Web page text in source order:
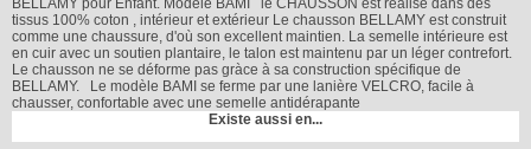
BELLAMY pour Enfant. Modèle BAMI le CHAUSSON est réalisé dans des
tissus 100% coton , intérieur et extérieur Le chausson BELLAMY est construit
comme une chaussure, d'où son excellent maintien. La semelle intérieure est
en cuir avec un soutien plantaire, le talon est maintenu par un léger contrefort.
Le chausson ne se déforme pas gràce à sa construction spécifique de
BELLAMY. Le modèle BAMI se ferme par une lanière VELCRO, facile à
chausser, confortable avec une semelle antidérapante
Existe aussi en...